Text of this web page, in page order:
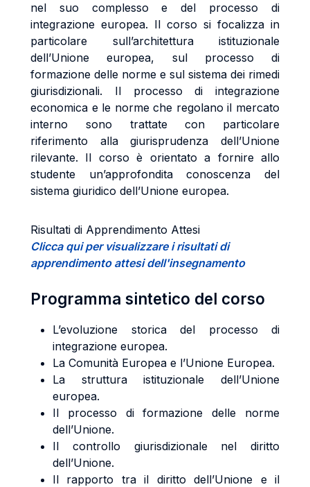
nel suo complesso e del processo di
integrazione europea. Il corso si focalizza in
particolare sull’architettura istituzionale
dell’Unione europea, sul processo di
formazione delle norme e sul sistema dei rimedi
giurisdizionali. Il processo di integrazione
economica e le norme che regolano il mercato
interno sono trattate con particolare
riferimento alla giurisprudenza dell’Unione
rilevante. Il corso è orientato a fornire allo
studente un’approfondita conoscenza del
sistema giuridico dell’Unione europea.
Risultati di Apprendimento Attesi
Clicca qui per visualizzare i risultati di
apprendimento attesi dell'insegnamento
Programma sintetico del corso
L’evoluzione storica del processo di
integrazione europea.
La Comunità Europea e l’Unione Europea.
La struttura istituzionale dell’Unione
europea.
Il processo di formazione delle norme
dell’Unione.
Il controllo giurisdizionale nel diritto
dell’Unione.
Il rapporto tra il diritto dell’Unione e il